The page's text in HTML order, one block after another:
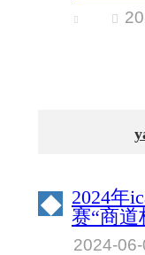
◆ 2024年
赛“商道
北京物
2024-